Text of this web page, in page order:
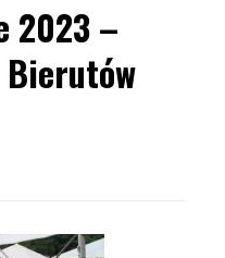
2023 –
Bierutów